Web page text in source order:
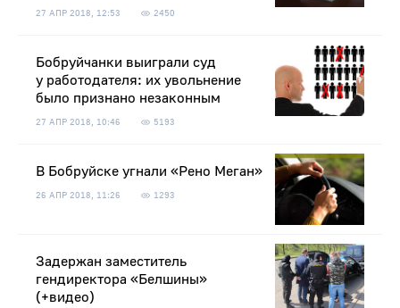
27 АПР 2018, 12:53 2450
Бобруйчанки выиграли суд
у работодателя: их увольнение
было признано незаконным
27 АПР 2018, 10:46 5193
В Бобруйске угнали «Рено Меган»
26 АПР 2018, 11:26 1293
Задержан заместитель
гендиректора «Белшины»
(+видео)